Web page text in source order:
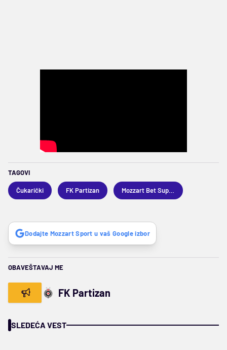
TAGOVI
Čukarički FK Partizan Mozzart Bet Superliga
Dodajte Mozzart Sport u vaš Google izbor
OBAVEŠTAVAJ ME
FK Partizan
SLEDEĆA VEST